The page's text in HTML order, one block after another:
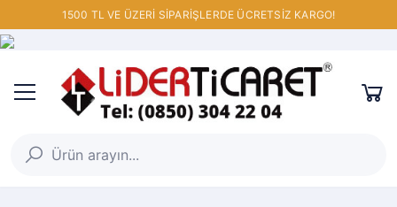
1500 TL VE ÜZERİ SİPARİŞLERDE ÜCRETSİZ KARGO!